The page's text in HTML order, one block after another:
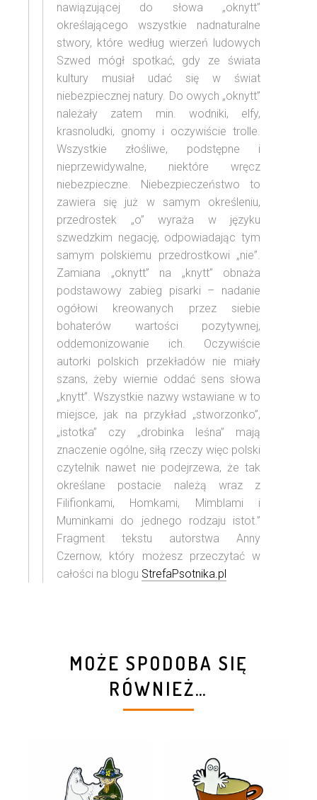
nawiązującej do słowa „oknytt”
określającego wszystkie nadnaturalne
stwory, które według wierzeń ludowych
Szwed mógł spotkać, gdy ze świata
kultury musiał udać się w świat
niebezpiecznej natury. Do owych „oknytt”
należały zatem min. wodniki, elfy,
krasnoludki, gnomy i oczywiście trolle.
Wszystkie złośliwe, podstępne i
nieprzewidywalne, niektóre wręcz
niebezpieczne. Niebezpieczeństwo to
zawiera się już w samym określeniu,
przedrostek „o” wyraża w języku
szwedzkim negację, odpowiadając tym
samym polskiemu przedrostkowi „nie”.
Zamiana „oknytt” na „knytt” obnaża
podstawowy zabieg pisarki – nadanie
ogółowi kreowanych przez siebie
bohaterów wartości pozytywnej,
oddemonizowanie ich. Oczywiście
autorki polskich przekładów nie miały
szans, żeby wiernie oddać sens słowa
„knytt”. Wszystkie nazwy wstawiane w to
miejsce, jak na przykład „stworzonko”,
„istotka” czy „drobinka leśna” mają
znaczenie ogólne, siłą rzeczy więc polski
czytelnik nawet nie podejrzewa, że tak
określane postacie należą wraz z
Filifionkami, Homkami, Mimblami i
Muminkami do jednego rodzaju istot.”
Fragment tekstu autorstwa Anny
Czernow, który możesz przeczytać w
całości na blogu StrefaPsotnika.pl
MOŻE SPODOBA SIĘ
RÓWNIEŻ…